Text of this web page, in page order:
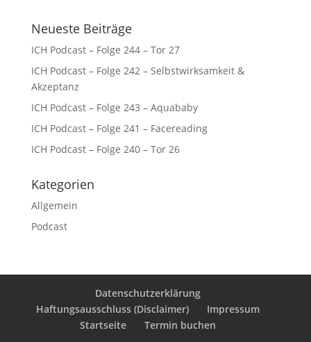
Neueste Beiträge
ICH Podcast – Folge 244 – Tor 27
ICH Podcast – Folge 242 – Selbstwirksamkeit &
Akzeptanz
ICH Podcast – Folge 243 – Aquababy
ICH Podcast – Folge 241 – Facereading
ICH Podcast – Folge 240 – Tor 26
Kategorien
Allgemein
Podcast
Datenschutzerklärung
Haftungsausschluss (Disclaimer)
Impressum
Startseite
Termin buchen